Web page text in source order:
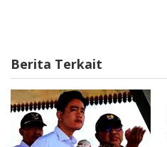
Berita Terkait